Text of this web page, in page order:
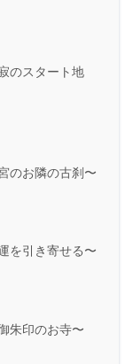
のスタート地
のお隣の古刹〜
を引き寄せる〜
朱印のお寺〜